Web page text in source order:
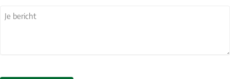
bericht(Vereist)